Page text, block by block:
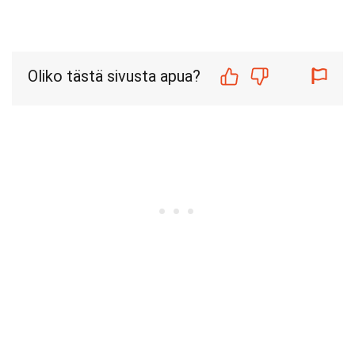
Oliko tästä sivusta apua?